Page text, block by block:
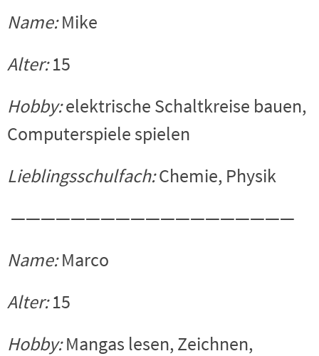
Name:Mike
Alter:15
Hobby:elektrische Schaltkreise bauen,
Computerspiele spielen
Lieblingsschulfach:Chemie, Physik
———————————————————
Name:Marco
Alter:15
Hobby:Mangas lesen, Zeichnen,